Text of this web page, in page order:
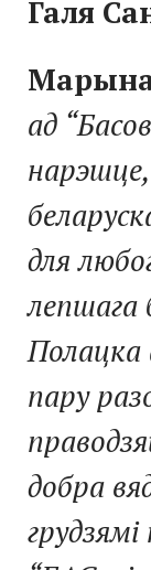
Галя
ад
для
лепшага
Полацка
пару
добра